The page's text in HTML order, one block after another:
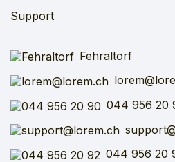
Support
Fehraltorf
044 956 20
044 956 20